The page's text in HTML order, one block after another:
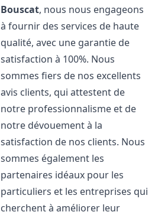
Bouscat, nous nous engageons
à fournir des services de haute
qualité, avec une garantie de
satisfaction à 100%. Nous
sommes fiers de nos excellents
avis clients, qui attestent de
notre professionnalisme et de
notre dévouement à la
satisfaction de nos clients. Nous
sommes également les
partenaires idéaux pour les
particuliers et les entreprises qui
cherchent à améliorer leur